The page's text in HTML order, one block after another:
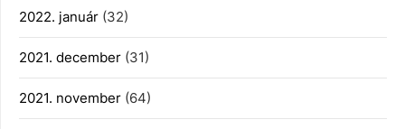
2022. január (32)
2021. december (31)
2021. november (64)